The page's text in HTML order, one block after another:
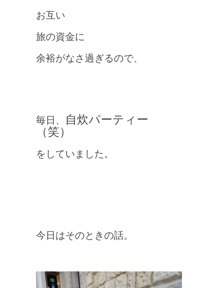
お互い
旅の資金に
余裕がなさ過ぎるので、
毎日、
自炊パーティー
（笑）
をしていました。
今日はそのときの話。